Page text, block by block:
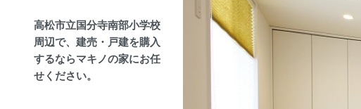
高松市立国分寺南部小学校
周辺で、建売・戸建を購入
するならマキノの家にお任
せください。